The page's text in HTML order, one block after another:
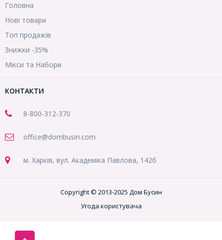
Головна
Нові товари
Топ продажів
Знижки -35%
Мікси та Набори
КОНТАКТИ
8-800-312-370
office@dombusin.com
м. Харків, вул. Академіка Павлова, 142б
Copyright © 2013-2025 Дом Бусин
Угода користувача